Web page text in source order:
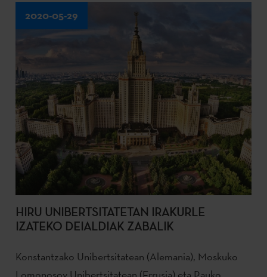
2020-05-29
HIRU UNIBERTSITATETAN IRAKURLE
IZATEKO DEIALDIAK ZABALIK
Konstantzako Unibertsitatean (Alemania), Moskuko